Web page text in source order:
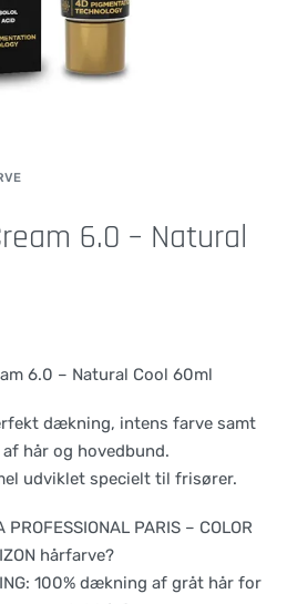
6.0 – Natural
6.0 – Natural Cool 60ml
dækning, intens farve samt
hår og hovedbund.
udviklet specielt til frisører.
PARIS – COLOR
hårfarve?
100% dækning af gråt hår for